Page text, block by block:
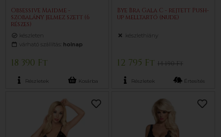
Obsessive Maidme -
szobalány jelmez szett (6
részes)
készleten
várható szállítás: holnap
18 390 Ft
Részletek Kosárba
Bye Bra Gala C - rejtett Push-
up melltartó (nude)
készlethiány
12 795 Ft14 190 Ft
Részletek Értesítés